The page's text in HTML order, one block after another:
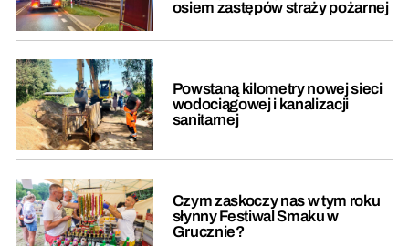
osiem zastępów straży pożarnej
Powstaną kilometry nowej sieci
wodociągowej i kanalizacji
sanitarnej
Czym zaskoczy nas w tym roku
słynny Festiwal Smaku w
Grucznie?